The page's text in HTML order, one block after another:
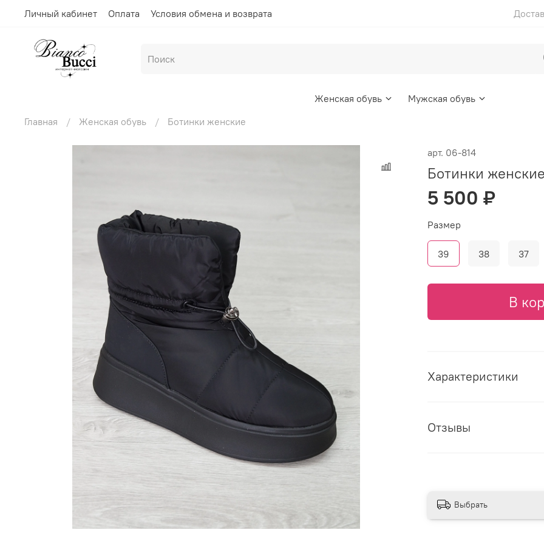
Личный кабинет Оплата Условия обмена и возврата
Женская обувь
Мужская обувь
Главная
Женская обувь Ботинки женские
арт. 06-814
Ботинки
5 500 ₽
В
Размер
39 38 37
Характеристики
Отзывы
Выбрать